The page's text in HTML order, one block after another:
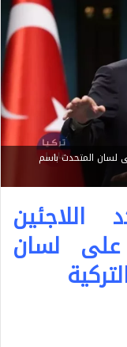
لسان المتحدث باسم
اللاجئين
على لسان